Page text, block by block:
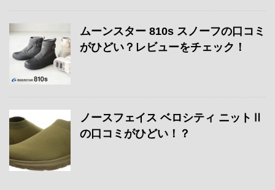
ムーンスター 810s スノーフの口コミ
がひどい？レビューをチェック！
ノースフェイス ベロシティ ニットⅡ
の口コミがひどい！？